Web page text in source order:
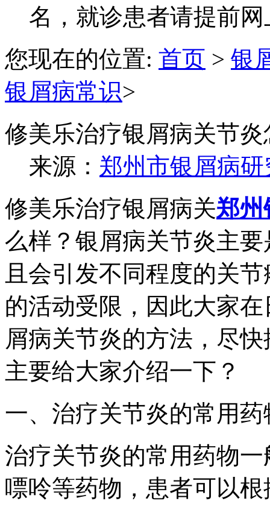
名，就诊患者请提前
您现在的位置: 首页 > 银
银屑病常识>
修美乐治疗银屑病关节炎
来源： 郑州市银屑病研
修美乐治疗银屑病关郑州
么样？银屑病关节炎主
且会引发不同程度的关
的活动受限，因此大家
屑病关节炎的方法，尽
主要给大家介绍一下？
一、治疗关节炎的常用药
治疗关节炎的常用药物
嘌呤等药物，患者可以